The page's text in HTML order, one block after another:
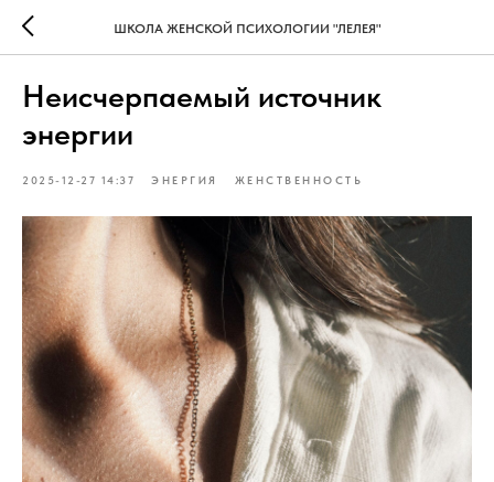
ШКОЛА ЖЕНСКОЙ ПСИХОЛОГИИ "ЛЕЛЕЯ"
Неисчерпаемый источник
энергии
2025-12-27 14:37 ЭНЕРГИЯ ЖЕНСТВЕННОСТЬ